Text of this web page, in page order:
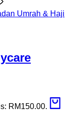
Umrah & Haji
RM150.00.